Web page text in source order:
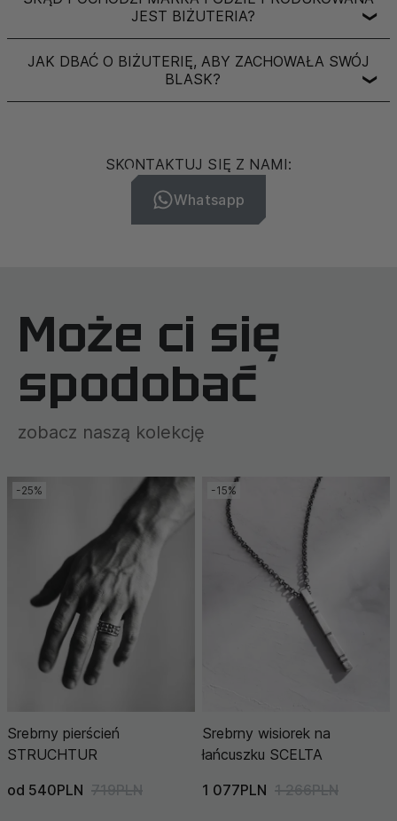
JEST BIŻUTERIA?
❯
JAK DBAĆ O BIŻUTERIĘ, ABY ZACHOWAŁA SWÓJ
BLASK?
❯
SKONTAKTUJ SIĘ Z NAMI:
Whatsapp
Może ci się
spodobać
zobacz naszą kolekcję
-25%
Srebrny pierścień
STRUCHTUR
od 540PLN 719PLN
-15%
Srebrny wisiorek na
łańcuszku SCELTA
1 077PLN 1 266PLN